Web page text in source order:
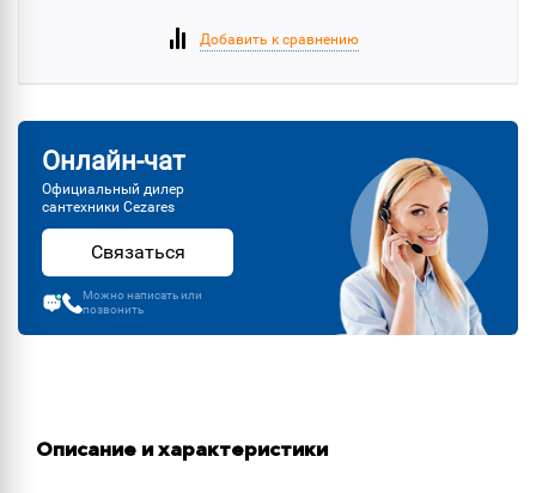
Добавить к сравнению
Онлайн-чат
Официальный дилер
сантехники Cezares
Связаться
Можно написать или
позвонить
Описание и характеристики